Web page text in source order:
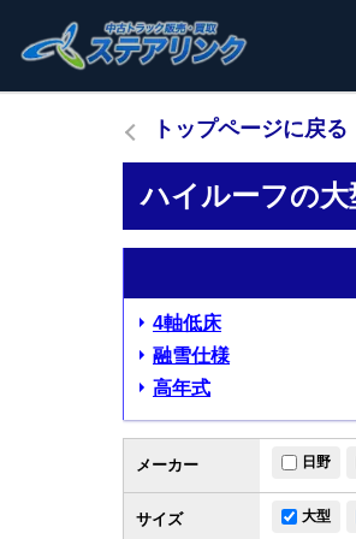
トップページに戻る
ハイルーフの大
4軸低床
融雪仕様
高年式
サイズ 大型
メーカー 日野